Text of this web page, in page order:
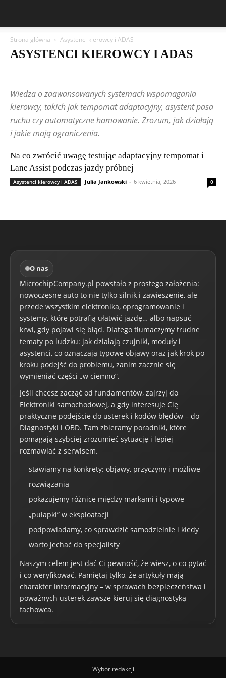
Strona główna Asystenci kierowcy i ADAS
ASYSTENCI KIEROWCY I ADAS
Diagnostyka i OBD
Elektronika samochodowa
Elektryka i instalacje
Ferrari
Fiat Ford Geely Honda
Hyundai
Infotainment i multimedia
Jeep Lamborghini
Marki i modele
Maserati Mazda Mercedes-Benz
Mitsubishi
Nissan
Peugeot Poradniki serwisowe
Samochody elektryczne i hybrydy
Skoda Subaru
Suzuki
Systemy bezpieczeństwa
Tesla Toyota
Volkswagen (VW)
Volvo
Wiedza o zaawansowanych systemach wspomagania
kierowcy, takich jak tempomat adaptacyjny, asystent pasa
ruchu czy automatyczne hamowanie. Zrozum, jak działają
i jakie mają ograniczenia.
Na co zwrócić uwagę testując adaptacyjny tempomat i
Lane Assist podczas jazdy próbnej
Asystenci kierowcy i ADAS Julia Jankowski - 6 kwietnia, 2026 0
O nas
MicrochipCompany.pl powstało z prostego założenia:
nowoczesne auto to nie tylko silnik i zawieszenie, ale
przede wszystkim elektronika, oprogramowanie i
systemy, które potrafią ułatwić jazdę… albo napsuć
krwi, gdy pojawi się błąd. Dlatego tłumaczymy trudne
tematy po ludzku: jak działają czujniki, moduły i
asystenci, co oznaczają typowe objawy oraz jak krok po
kroku podejść do problemu, zanim zacznie się
wymieniać części „w ciemno”.
Jeśli chcesz zacząć od fundamentów, zajrzyj do
Elektroniki samochodowej, a gdy interesuje Cię
praktyczne podejście do usterek i kodów błędów – do
Diagnostyki i OBD. Tam zbieramy poradniki, które
pomagają szybciej zrozumieć sytuację i lepiej
rozmawiać z serwisem.
stawiamy na konkrety: objawy, przyczyny i możliwe
rozwiązania
pokazujemy różnice między markami i typowe
„pułapki” w eksploatacji
podpowiadamy, co sprawdzić samodzielnie i kiedy
warto jechać do specjalisty
Naszym celem jest dać Ci pewność, że wiesz, o co pytać
i co weryfikować. Pamiętaj tylko, że artykuły mają
charakter informacyjny – w sprawach bezpieczeństwa i
poważnych usterek zawsze kieruj się diagnostyką
fachowca.
Wybór redakcji